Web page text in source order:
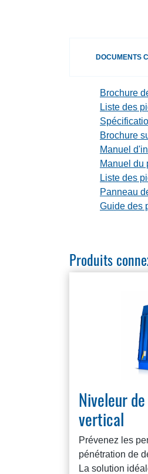
DOCUMENTS
Brochure
Liste des
Brochure
Manuel
Manuel du
Liste des
Panneau
Guide des
Produits
Niveleur
vertical
Prévenez les
pénétration de
La solution